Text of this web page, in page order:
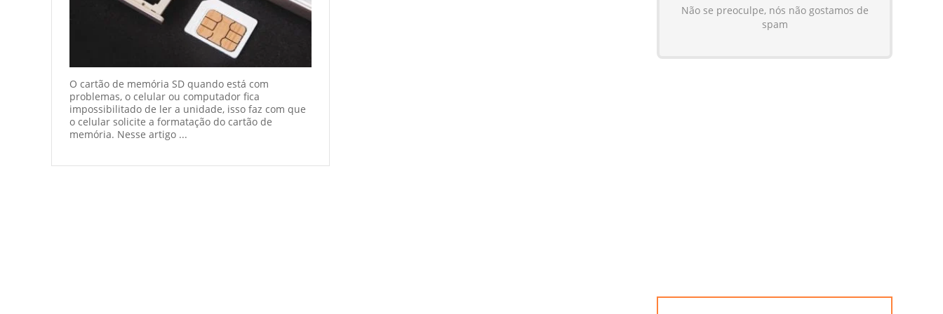
O cartão de memória SD quando está com
problemas, o celular ou computador fica
impossibilitado de ler a unidade, isso faz com que
o celular solicite a formatação do cartão de
memória. Nesse artigo ...
Não se preoculpe, nós não gostamos de
spam